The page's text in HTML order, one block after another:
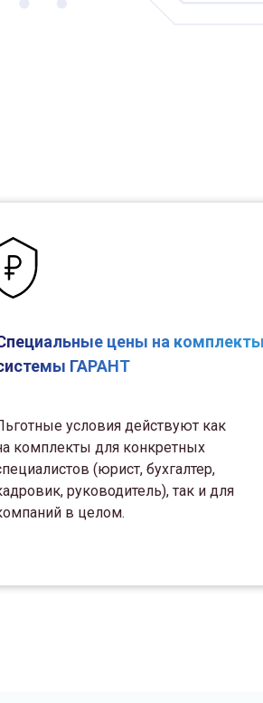
условия действуют как
комплекты для конкретных
(юрист, бухгалтер,
руководитель), так и для
в целом.
цены на комплекты
ГАРАНТ